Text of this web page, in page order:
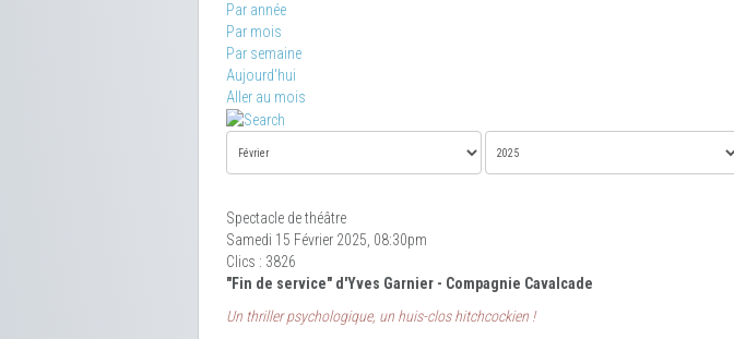
Par année
Par mois
Par semaine
Aujourd'hui
Aller au mois
Spectacle de théâtre
Samedi 15 Février 2025, 08:30pm
Clics : 3826
"Fin de service" d'Yves Garnier - Compagnie Cavalcade
Un thriller psychologique, un huis-clos hitchcockien !